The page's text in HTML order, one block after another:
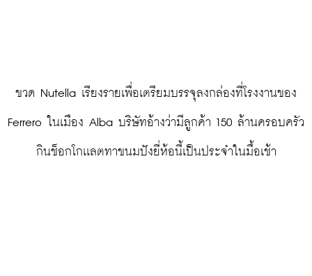
Ferrero ในเมือง Alba บริษัทอ้างว่ามีลูกค้า 150 ล้านครอบครัว
กินช็อกโกเเลตทาขนมปังยี่ห้อนี้เป็นประจำในมื้อเช้า